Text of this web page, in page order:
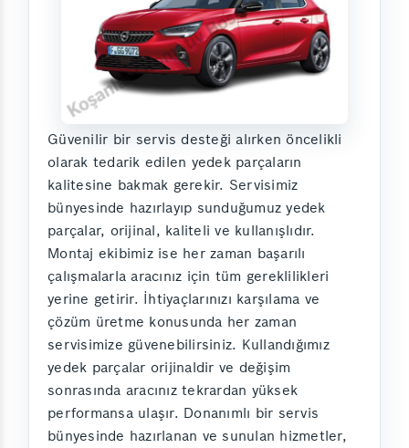
Güvenilir bir servis desteği alırken öncelikli
olarak tedarik edilen yedek parçaların
kalitesine bakmak gerekir. Servisimiz
bünyesinde hazırlayıp sunduğumuz yedek
parçalar, orijinal, kaliteli ve kullanışlıdır.
Montaj ekibimiz ise her zaman başarılı
çalışmalarla aracınız için tüm gereklilikleri
yerine getirir. İhtiyaçlarınızı karşılama ve
çözüm üretme konusunda her zaman
servisimize güvenebilirsiniz. Kullandığımız
yedek parçalar orijinaldir ve değişim
sonrasında aracınız tekrardan yüksek
performansa ulaşır. Donanımlı bir servis
bünyesinde hazırlanan ve sunulan hizmetler,